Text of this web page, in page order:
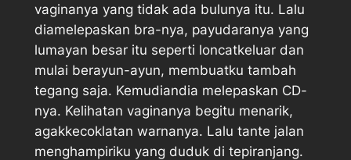
vaginanya yang tidak ada bulunya itu. Lalu
diamelepaskan bra-nya, payudaranya yang
lumayan besar itu seperti loncatkeluar dan
mulai berayun-ayun, membuatku tambah
tegang saja. Kemudiandia melepaskan CD-
nya. Kelihatan vaginanya begitu menarik,
agakkecoklatan warnanya. Lalu tante jalan
menghampiriku yang duduk di tepiranjang.